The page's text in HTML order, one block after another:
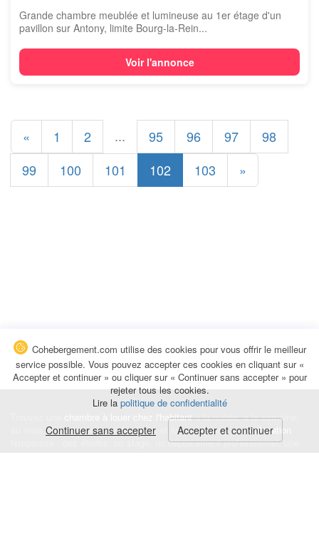
Grande chambre meublée et lumineuse au 1er étage d'un
pavillon sur Antony, limite Bourg-la-Rein...
Voir l'annonce
« 1 2 ... 95 96 97
98
99
100 101 102 103 »
chambre à louer chez l'habitantà la nuitée, à la semaine,
au mois ou à l'année pour de courts et longs séjours, unecolocation
temporaire : des études, un stage, un déplacement professionnel, une
Cohebergement.com utilise des cookies pour vous offrir le meilleur
service possible. Vous pouvez accepter ces cookies en cliquant sur «
Accepter et continuer » ou cliquer sur « Continuer sans accepter » pour
rejeter tous les cookies.
Lire la politique de confidentialité
Continuer sans accepter Accepter et continuer